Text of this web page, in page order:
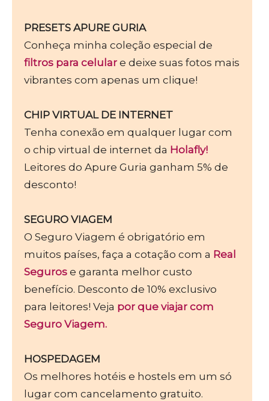
PRESETS APURE GURIA
Conheça minha coleção especial de
filtros para celular e deixe suas fotos mais
vibrantes com apenas um clique!
CHIP VIRTUAL DE INTERNET
Tenha conexão em qualquer lugar com
o chip virtual de internet da Holafly!
Leitores do Apure Guria ganham 5% de
desconto!
SEGURO VIAGEM
O Seguro Viagem é obrigatório em
muitos países, faça a cotação com a Real
Seguros e garanta melhor custo
benefício. Desconto de 10% exclusivo
para leitores! Veja por que viajar com
Seguro Viagem.
HOSPEDAGEM
Os melhores hotéis e hostels em um só
lugar com cancelamento gratuito.